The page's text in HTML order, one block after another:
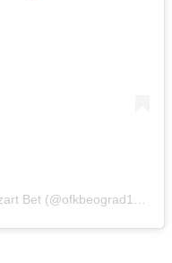
A post shared by OFK Beograd Mozzart Bet (@ofkbeograd1911)